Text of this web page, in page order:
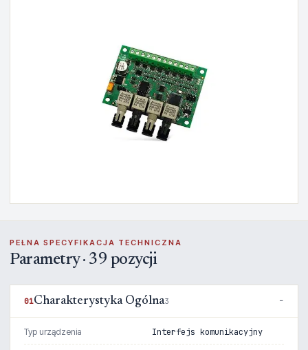
PEŁNA SPECYFIKACJA TECHNICZNA
Parametry · 39 pozycji
01Charakterystyka Ogólna3
Typ urządzenia Interfejs komunikacyjny